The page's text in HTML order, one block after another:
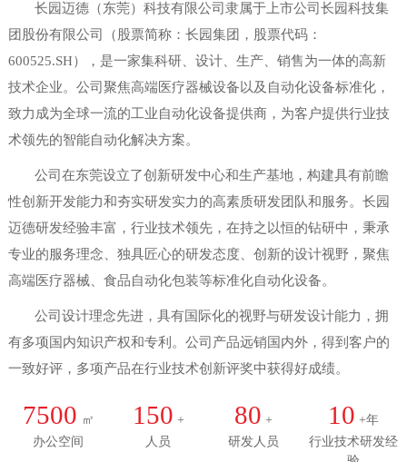
长园迈德（东莞）科技有限公司隶属于上市公司长园科技集
团股份有限公司（股票简称：长园集团，股票代码：
600525.SH），是一家集科研、设计、生产、销售为一体的高新
技术企业。公司聚焦高端医疗器械设备以及自动化设备标准化，
致力成为全球一流的工业自动化设备提供商，为客户提供行业技
术领先的智能自动化解决方案。
公司在东莞设立了创新研发中心和生产基地，构建具有前瞻
性创新开发能力和夯实研发实力的高素质研发团队和服务。长园
迈德研发经验丰富，行业技术领先，在持之以恒的钻研中，秉承
专业的服务理念、独具匠心的研发态度、创新的设计视野，聚焦
高端医疗器械、食品自动化包装等标准化自动化设备。
公司设计理念先进，具有国际化的视野与研发设计能力，拥
有多项国内知识产权和专利。公司产品远销国内外，得到客户的
一致好评，多项产品在行业技术创新评奖中获得好成绩。
7500 ㎡
办公空间
150 +
人员
80 +
研发人员
10 +年
行业技术研发经